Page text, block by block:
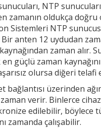
NTP
zamanın oldukça doğru
Sistemleri NTP
anten 12 uydudan
zaman alır.
güçlü zaman
olursa diğeri telafi
bağlantısı üzerinden
verir. Binlerce
edilebilir, böylece
zamanda çalışabilir.